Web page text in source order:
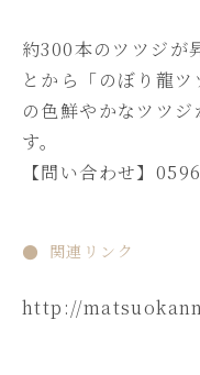
約300本のツツジが
とから「のぼり龍
の色鮮やかなツツ
す。
【問い合わせ】
関連リンク
http://